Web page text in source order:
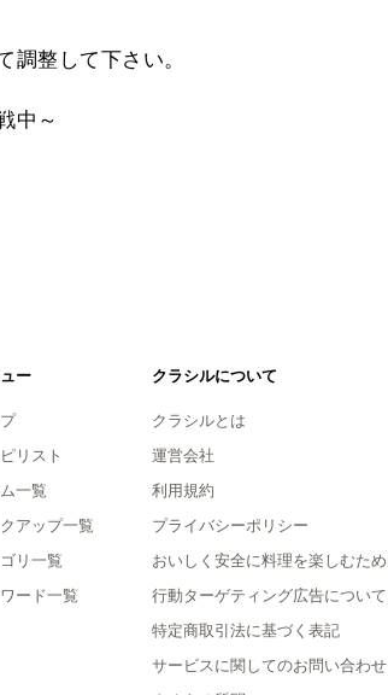
整して下さい。
中～
ー
リスト
一覧
アップ一覧
リ一覧
ード一覧
クラシルについて
クラシルとは
運営会社
利用規約
プライバシーポリシー
おいしく安全に料理を楽しむため
行動ターゲティング広告について
特定商取引法に基づく表記
サービスに関してのお問い合わせ